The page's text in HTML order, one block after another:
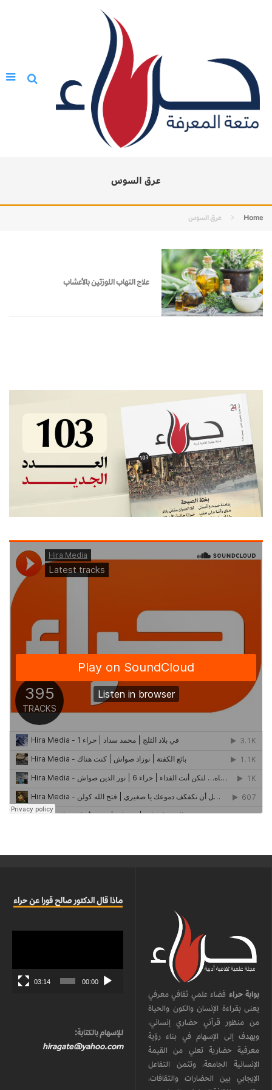
عرق السوس
Home عرق السوس
علاج التهاب اللوزتين بالأعشاب
بوابة حراء فضاء علمي ثقافي معرفي
يعنى بقراءة الإنسان والكون والحياة
من منظور قرآني حضاري إنساني،
ويهدف إلى الإسهام في بناء رؤية
معرفية حضارية تعلي من القيمة
الإنسانية الجامعة، وتثمن التفاعل
الإيجابي بين الحضارات والثقافات،
ماذا قال الدكتور صالح قورا عن حراء
00:00
03:14
للإسهام بالكتابة:
hiragate@yahoo.com